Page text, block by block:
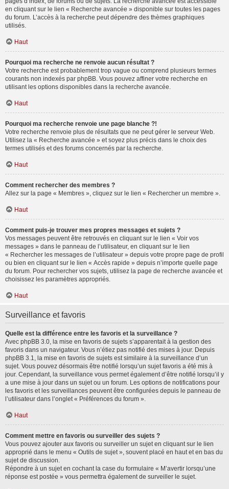
en cliquant sur le lien « Recherche avancée » disponible sur toutes les pages
du forum. L’accès à la recherche peut dépendre des thèmes graphiques
utilisés.
Haut
Pourquoi ma recherche ne renvoie aucun résultat ?
Votre recherche est probablement trop vague ou comprend plusieurs termes
courants non indexés par phpBB. Vous pouvez affiner votre recherche en
utilisant les options disponibles dans la recherche avancée.
Haut
Pourquoi ma recherche renvoie une page blanche ?!
Votre recherche renvoie plus de résultats que ne peut gérer le serveur Web.
Utilisez la « Recherche avancée » et soyez plus précis dans le choix des
termes utilisés et des forums concernés par la recherche.
Haut
Comment rechercher des membres ?
Allez sur la page « Membres », cliquez sur le lien « Rechercher un membre ».
Haut
Comment puis-je trouver mes propres messages et sujets ?
Vos messages peuvent être retrouvés en cliquant sur le lien « Voir vos
messages » dans le panneau de l’utilisateur, en cliquant sur le lien
« Rechercher les messages de l’utilisateur » depuis votre propre page de profil
ou bien en cliquant sur le lien « Accès rapide » depuis n’importe quelle page
du forum. Pour rechercher vos sujets, utilisez la page de recherche avancée et
choisissez les paramètres appropriés.
Haut
Surveillance et favoris
Quelle est la différence entre les favoris et la surveillance ?
Avec phpBB 3.0, la mise en favoris de sujets s’apparentait à la gestion des
favoris dans un navigateur. Vous n’étiez pas notifié des mises à jour. Depuis
phpBB 3.1, la mise en favoris de sujets est similaire à la surveillance d’un
sujet. Vous pouvez désormais être notifié lorsqu’un sujet favoris a été mis à
jour. Cependant, la surveillance vous permet également d’être notifié lorsqu’il y
a une mise à jour dans un sujet ou un forum. Les options de notifications pour
les favoris et les surveillances peuvent être configurées depuis le panneau de
l’utilisateur dans l’onglet « Préférences du forum ».
Haut
Comment mettre en favoris ou surveiller des sujets ?
Vous pouvez ajouter aux favoris ou surveiller un sujet en cliquant sur le lien
approprié dans le menu « Outils de sujet », souvent placé en haut et en bas du
sujet de discussion.
Répondre à un sujet en cochant la case du formulaire « M’avertir lorsqu’une
réponse est postée » vous permettra également de surveiller le sujet.